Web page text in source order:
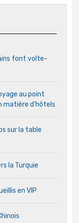
font volte-
au point
matière d’hôtels
sur la table
la Turquie
en VIP